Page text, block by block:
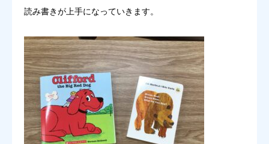
読み書きが上手になっていきます。